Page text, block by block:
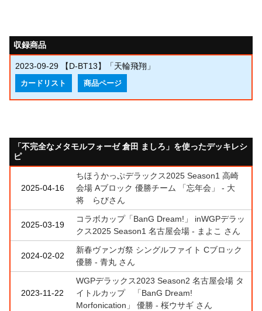
収録商品
2023-09-29 【D-BT13】「天輪飛翔」
カードリスト 商品ページ
「不完全なメタモルフォーゼ 倉田 ましろ」を使ったデッキレシ
ピ
2025-04-16
ちほうかっぷデラックス2025 Season1 高崎
会場 Aブロック 優勝チーム 「忘年会」 - 大
将 らびさん
2025-03-19
コラボカップ「BanG Dream!」 inWGPデラッ
クス2025 Season1 名古屋会場 - まよこ さん
2024-02-02
新春ヴァンガ祭 シングルファイト Cブロック
優勝 - 青丸 さん
2023-11-22
WGPデラックス2023 Season2 名古屋会場 タ
イトルカップ 「BanG Dream!
Morfonication」 優勝 - 桜ウサギ さん